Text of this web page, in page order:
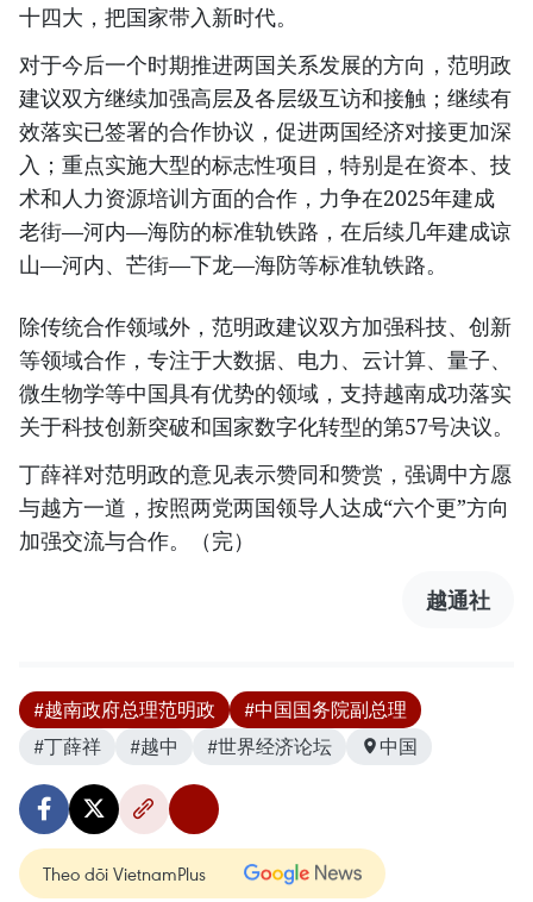
十四大，把国家带入新时代。
对于今后一个时期推进两国关系发展的方向，范明政
建议双方继续加强高层及各层级互访和接触；继续有
效落实已签署的合作协议，促进两国经济对接更加深
入；重点实施大型的标志性项目，特别是在资本、技
术和人力资源培训方面的合作，力争在2025年建成
老街—河内—海防的标准轨铁路，在后续几年建成谅
山—河内、芒街—下龙—海防等标准轨铁路。
除传统合作领域外，范明政建议双方加强科技、创新
等领域合作，专注于大数据、电力、云计算、量子、
微生物学等中国具有优势的领域，支持越南成功落实
关于科技创新突破和国家数字化转型的第57号决议。
丁薛祥对范明政的意见表示赞同和赞赏，强调中方愿
与越方一道，按照两党两国领导人达成“六个更”方向
加强交流与合作。（完）
越通社
#越南政府总理范明政
#中国国务院副总理
#丁薛祥
#越中 #世界经济论坛 中国
Theo dõi VietnamPlus